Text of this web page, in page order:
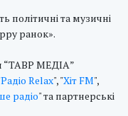
політичні та музичні
ранок».
“ТАВР МЕДІА”
Радіо Relax", "Xіт FM",
радіо" та партнерські